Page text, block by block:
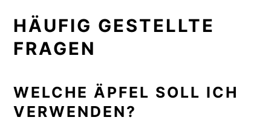
HÄUFIG GESTELLTE
FRAGEN
WELCHE ÄPFEL SOLL ICH
VERWENDEN?